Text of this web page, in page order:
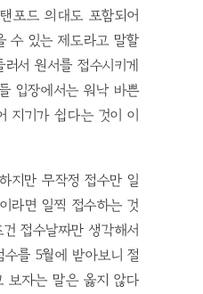
포드 의대도 포함되어
수 있는 제도라고 말할
서 원서를 접수시키게
입장에서는 워낙 바쁜
지기가 쉽다는 것이 이
지만 무작정 접수만 일
라면 일찍 접수하는 것
접수날짜만 생각해서
를 5월에 받아보니 절
보자는 말은 옳지 않다